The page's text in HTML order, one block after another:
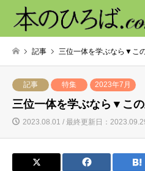
記事 三位一体を学ぶなら▼こ
記事 特集 2023年7月
三位一体を学ぶなら▼この
2023.08.01 / 最終更新日：